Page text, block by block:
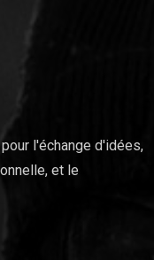
l'échange d'idées,
et le